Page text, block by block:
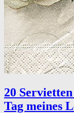
20
Tag meines